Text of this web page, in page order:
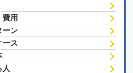
用
ーン
ース
人